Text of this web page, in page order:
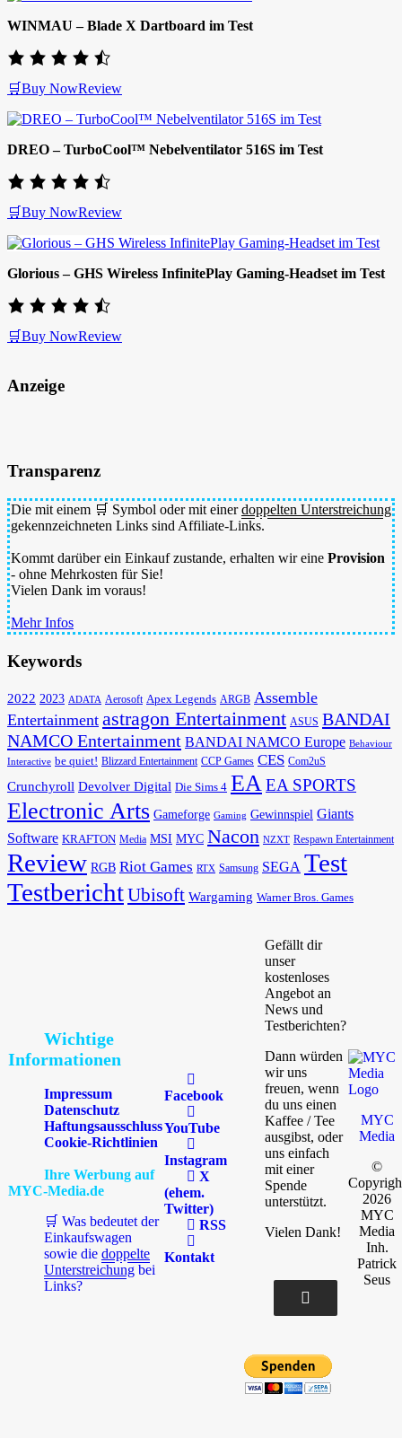
WINMAU – Blade X Dartboard im Test
🛒Buy NowReview
DREO – TurboCool™ Nebelventilator 516S im Test
🛒Buy NowReview
Glorious – GHS Wireless InfinitePlay Gaming-Headset im Test
🛒Buy NowReview
Anzeige
Transparenz
Die mit einem 🛒 Symbol oder mit einerdoppelten Unterstreichung
gekennzeichneten Links sind Affiliate-Links.
Kommt darüber ein Einkauf zustande, erhalten wir eine Provision
- ohne Mehrkosten für Sie!
Vielen Dank im voraus!
Mehr Infos
Keywords
2022 2023 ADATA Aerosoft Apex Legends ARGB Assemble
Entertainment astragon Entertainment ASUS BANDAI
NAMCO Entertainment BANDAI NAMCO Europe Behaviour
Interactive be quiet! Blizzard Entertainment CCP Games CES Com2uS
Crunchyroll Devolver Digital Die Sims 4 EA EA SPORTS
Electronic Arts Gameforge Gaming Gewinnspiel Giants
Software KRAFTON Media MSI MYC Nacon NZXT Respawn Entertainment
Review RGB Riot Games RTX Samsung SEGA Test
TestberichtUbisoft Wargaming Warner Bros. Games
Wichtige
Informationen
Impressum
Datenschutz
Haftungsausschluss
Cookie-Richtlinien
Ihre Werbung auf
MYC-Media.de
🛒 Was bedeutet der
Einkaufswagen
sowie die doppelte
Unterstreichung bei
Links?
Facebook
YouTube
Instagram
X
(ehem.
Twitter)
RSS
Kontakt
Gefällt dir
unser
kostenloses
Angebot an
News und
Testberichten?
Dann würden
wir uns
freuen, wenn
du uns einen
Kaffee / Tee
ausgibst, oder
uns einfach
mit einer
Spende
unterstützt.
Vielen Dank!
MYC
Media
©
2026
MYC
Media
Inh.
Patrick
Seus